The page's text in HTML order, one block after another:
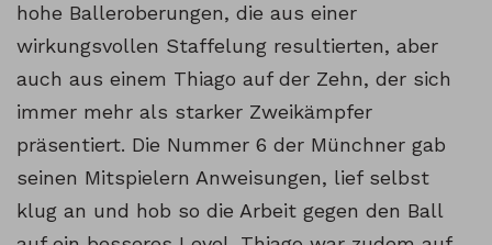
hohe Balleroberungen, die aus einer
wirkungsvollen Staffelung resultierten, aber
auch aus einem Thiago auf der Zehn, der sich
immer mehr als starker Zweikämpfer
präsentiert. Die Nummer 6 der Münchner gab
seinen Mitspielern Anweisungen, lief selbst
klug an und hob so die Arbeit gegen den Ball